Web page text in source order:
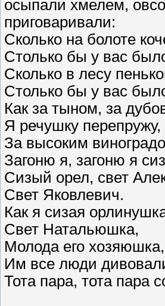
осыпали хмелем,
приговаривали:
Сколько на болоте
Столько бы у вас
Сколько в лесу
Столько бы у вас
Как за тыном, за
Я речушку перепружу,
За высоким
Загоню я, загоню я
Сизый орел, свет
Свет Яковлевич.
Как я сизая
Свет Натальюшка,
Молода его хозяюшка,
Им все люди
Тота пара, тота пара